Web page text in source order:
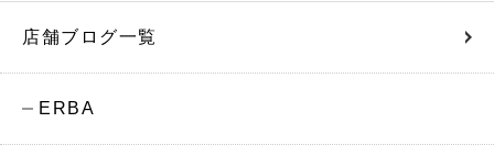
店舗ブログ一覧
ERBA